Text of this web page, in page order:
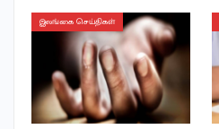
இலங்கை செய்திகள்